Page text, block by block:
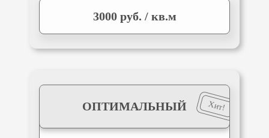
3000 руб. / кв.м
ОПТИМАЛЬНЫЙ Хит!